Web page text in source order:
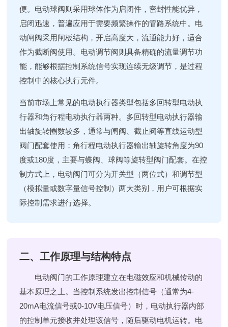
便。电动球阀则采用球体作为启闭件，密封性能优异，
启闭迅速，普遍应用于需要频繁操作的管路系统中。电
动闸阀采用闸板结构，开启高度大，流通能力好，适合
作为截断阀使用。电动调节阀则具备精确的流量调节功
能，能够根据控制系统信号实现连续无级调节，是过程
控制中的核心执行元件。
当前市场上常见的电动执行器类型包括多回转型电动执
行器和角行程电动执行器两种。多回转型电动执行器输
出轴旋转圈数较多，通常与闸阀、截止阀等直线运动型
阀门配套使用；角行程电动执行器输出轴旋转角度为90
度或180度，主要与蝶阀、球阀等旋转型阀门配套。在控
制方式上，电动阀门可分为开关型（两位式）和调节型
（模拟量或数字量信号控制）两大类别，用户可根据实
际控制需求进行选择。
二、工作原理与结构特点
电动阀门的工作原理建立在电磁效应和机械传动的
基本原理之上。当控制系统发出控制信号（通常为4-
20mA电流信号或0-10V电压信号）时，电动执行器内部
的控制单元接收并处理该信号，随后驱动电机运转。电